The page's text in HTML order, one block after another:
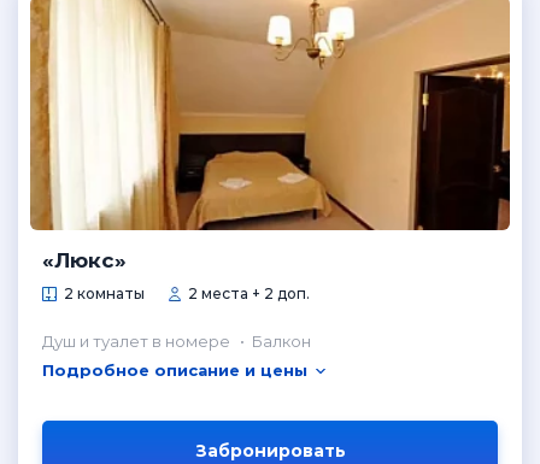
«Люкс»
2 комнаты 2 места + 2 доп.
Душ и туалет в номере
Балкон
Подробное описание и цены
Забронировать